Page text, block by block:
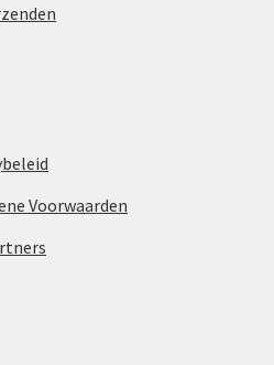
Voorwaarden